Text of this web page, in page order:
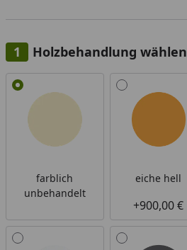
Holzbehandlung wählen
Alle anzeigen (6)
farblich
unbehandelt
eiche hell
+900,00 €